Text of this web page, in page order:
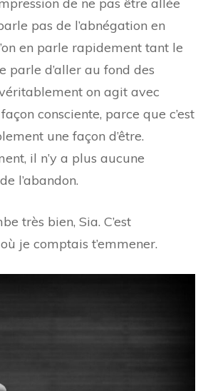
de ne pas être allée
pas de l’abnégation en
en parle rapidement tant le
parle d’aller au fond des
on agit avec
consciente, parce que c’est
une façon d’être.
il n’y a plus aucune
l’abandon.
très bien, Sia. C’est
je comptais t’emmener.